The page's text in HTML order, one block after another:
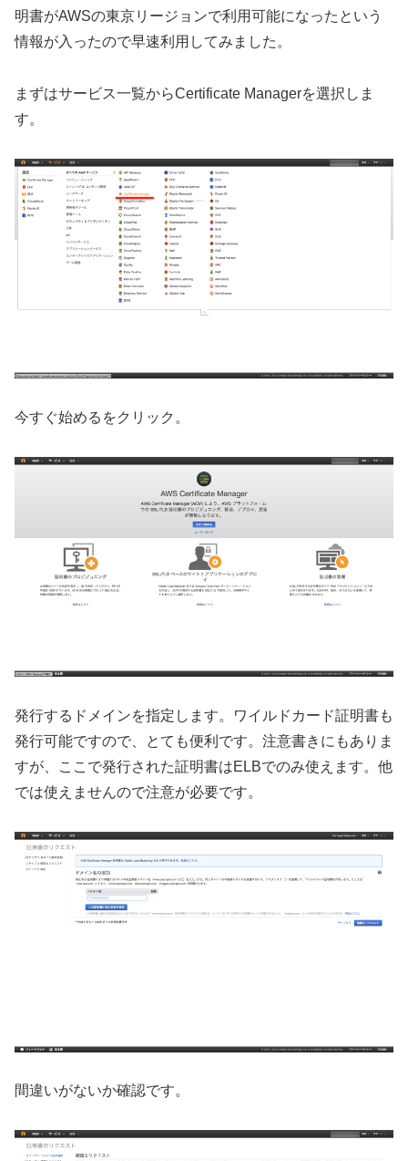
明書がAWSの東京リージョンで利用可能になったという
情報が入ったので早速利用してみました。
まずはサービス一覧からCertificate Managerを選択しま
す。
今すぐ始めるをクリック。
発行するドメインを指定します。ワイルドカード証明書も
発行可能ですので、とても便利です。注意書きにもありま
すが、ここで発行された証明書はELBでのみ使えます。他
では使えませんので注意が必要です。
間違いがないか確認です。